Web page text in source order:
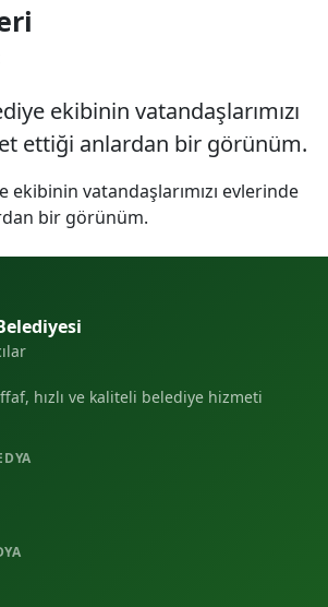
ekibinin vatandaşlarımızı
ettiği anlardan bir görünüm.
ekibinin vatandaşlarımızı evlerinde
bir görünüm.
hızlı ve kaliteli belediye hizmeti